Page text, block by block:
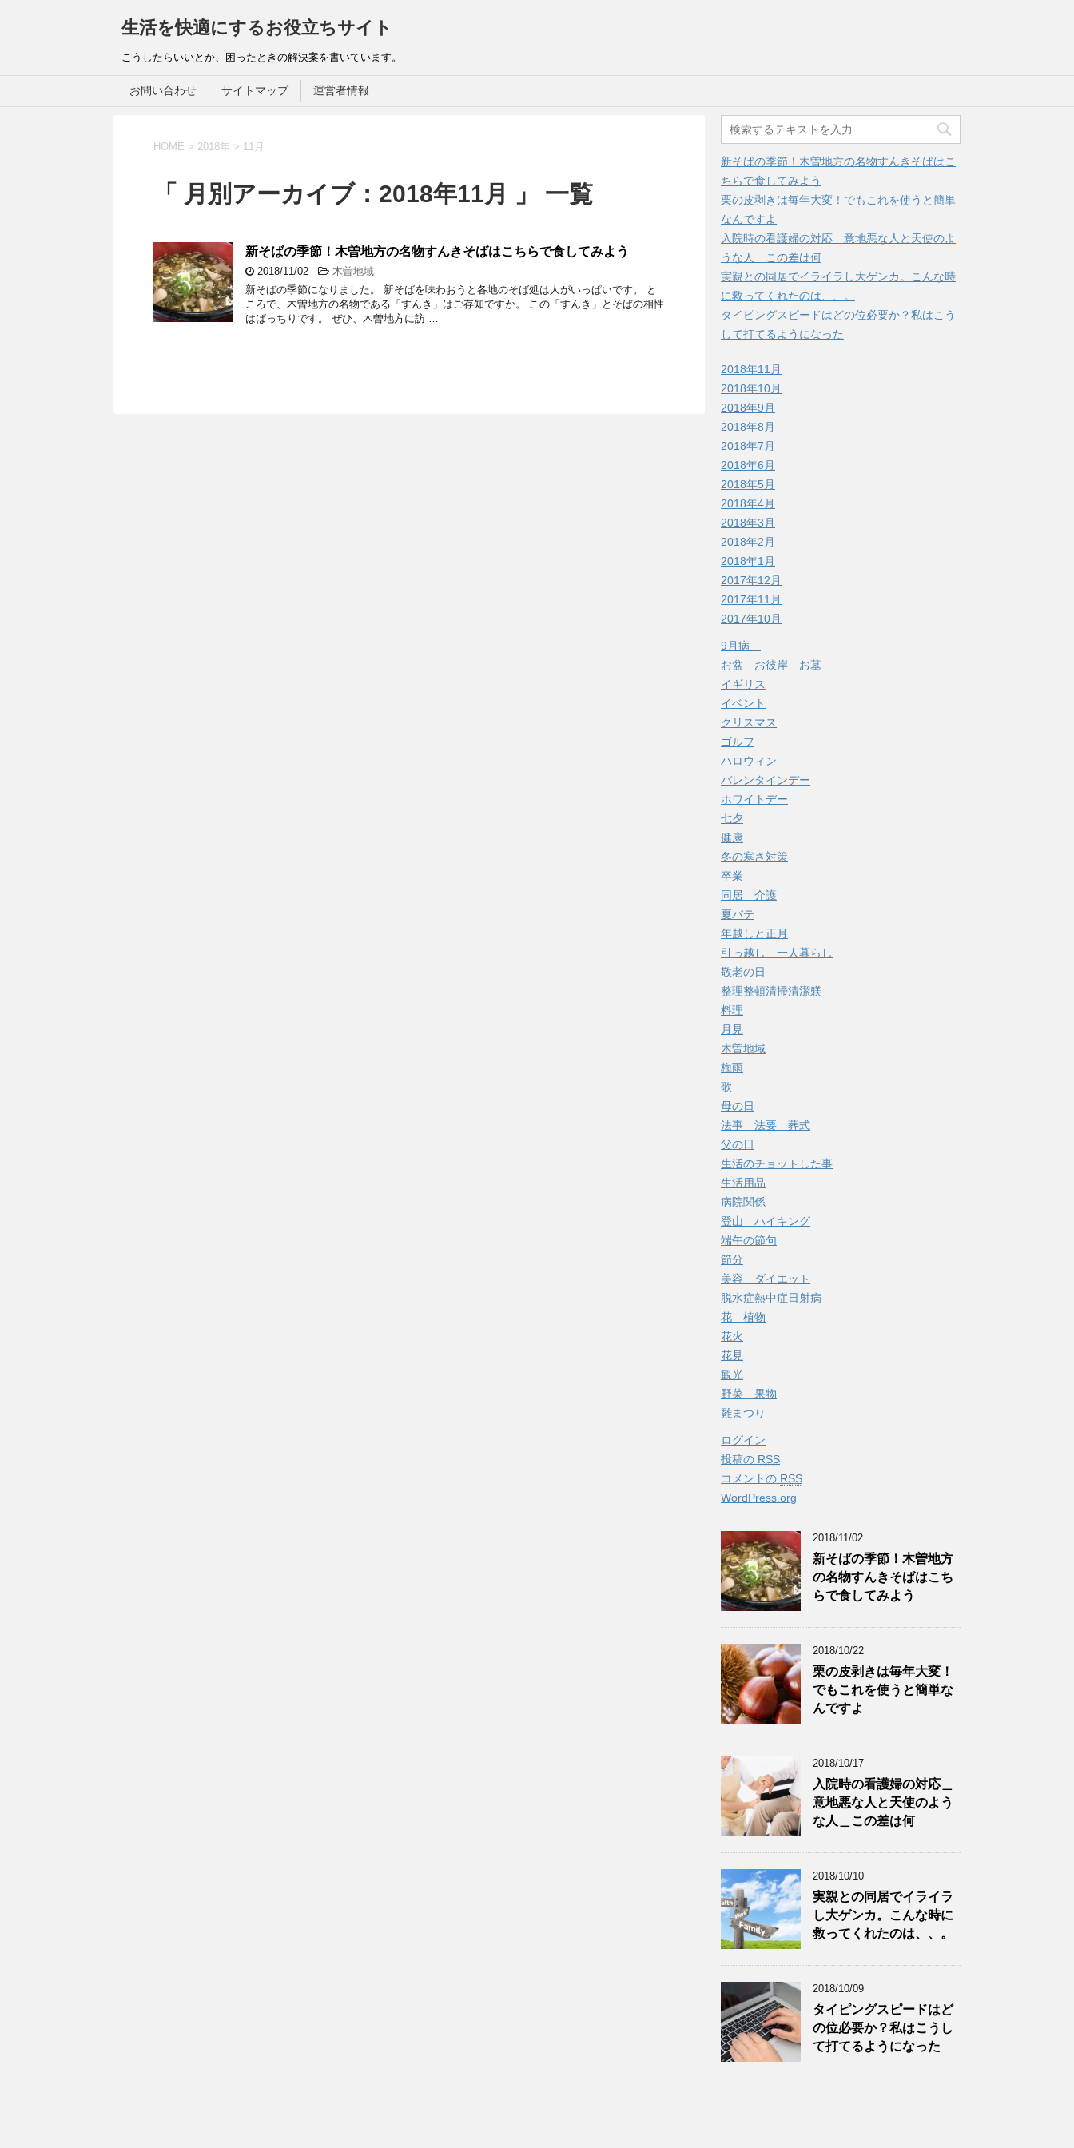
生活を快適にするお役立ちサイト
こうしたらいいとか、困ったときの解決案を書いています。
お問い合わせ サイトマップ 運営者情報
HOME > 2018年 > 11月
「 月別アーカイブ：2018年11月 」 一覧
新そばの季節！木曽地方の名物すんきそばはこちらで食してみよう
2018/11/02 -木曽地域
新そばの季節になりました。 新そばを味わおうと各地のそば処は人がいっぱいです。 と
ころで、木曽地方の名物である「すんき」はご存知ですか。 この「すんき」とそばの相性
はばっちりです。 ぜひ、木曽地方に訪 …
新そばの季節！木曽地方の名物すんきそばはこ
ちらで食してみよう
栗の皮剥きは毎年大変！でもこれを使うと簡単
なんですよ
入院時の看護婦の対応＿意地悪な人と天使のよ
うな人＿この差は何
実親との同居でイライラし大ゲンカ。こんな時
に救ってくれたのは、、。
タイピングスピードはどの位必要か？私はこう
して打てるようになった
2018年11月
2018年10月
2018年9月
2018年8月
2018年7月
2018年6月
2018年5月
2018年4月
2018年3月
2018年2月
2018年1月
2017年12月
2017年11月
2017年10月
9月病
お盆 お彼岸 お墓
イギリス
イベント
クリスマス
ゴルフ
ハロウィン
バレンタインデー
ホワイトデー
七夕
健康
冬の寒さ対策
卒業
同居 介護
夏バテ
年越しと正月
引っ越し 一人暮らし
敬老の日
整理整頓清掃清潔躾
料理
月見
木曽地域
梅雨
歌
母の日
法事 法要 葬式
父の日
生活のチョットした事
生活用品
病院関係
登山 ハイキング
端午の節句
節分
美容 ダイエット
脱水症熱中症日射病
花 植物
花火
花見
観光
野菜 果物
雛まつり
ログイン
投稿の RSS
コメントの RSS
WordPress.org
2018/11/02
新そばの季節！木曽地方
の名物すんきそばはこち
らで食してみよう
2018/10/22
栗の皮剥きは毎年大変！
でもこれを使うと簡単な
んですよ
2018/10/17
入院時の看護婦の対応＿
意地悪な人と天使のよう
な人＿この差は何
2018/10/10
実親との同居でイライラ
し大ゲンカ。こんな時に
救ってくれたのは、、。
2018/10/09
タイピングスピードはど
の位必要か？私はこうし
て打てるようになった